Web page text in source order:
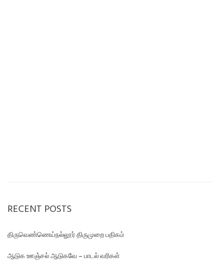
RECENT POSTS
திருவெண்ணெய்நல்லூர் திருமுறை பதிகம்
ஆடுக ஊஞ்சல் ஆடுகவே – பாடல் வரிகள்